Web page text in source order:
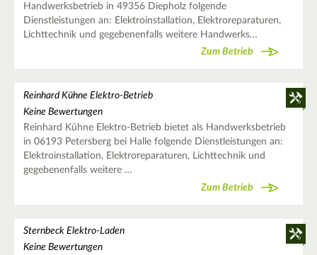
Handwerksbetrieb in 49356 Diepholz folgende
Dienstleistungen an: Elektroinstallation, Elektroreparaturen,
Lichttechnik und gegebenenfalls weitere Handwerks…
Zum Betrieb
Reinhard Kühne Elektro-Betrieb
Keine Bewertungen
Reinhard Kühne Elektro-Betrieb bietet als Handwerksbetrieb
in 06193 Petersberg bei Halle folgende Dienstleistungen an:
Elektroinstallation, Elektroreparaturen, Lichttechnik und
gegebenenfalls weitere …
Zum Betrieb
Sternbeck Elektro-Laden
Keine Bewertungen